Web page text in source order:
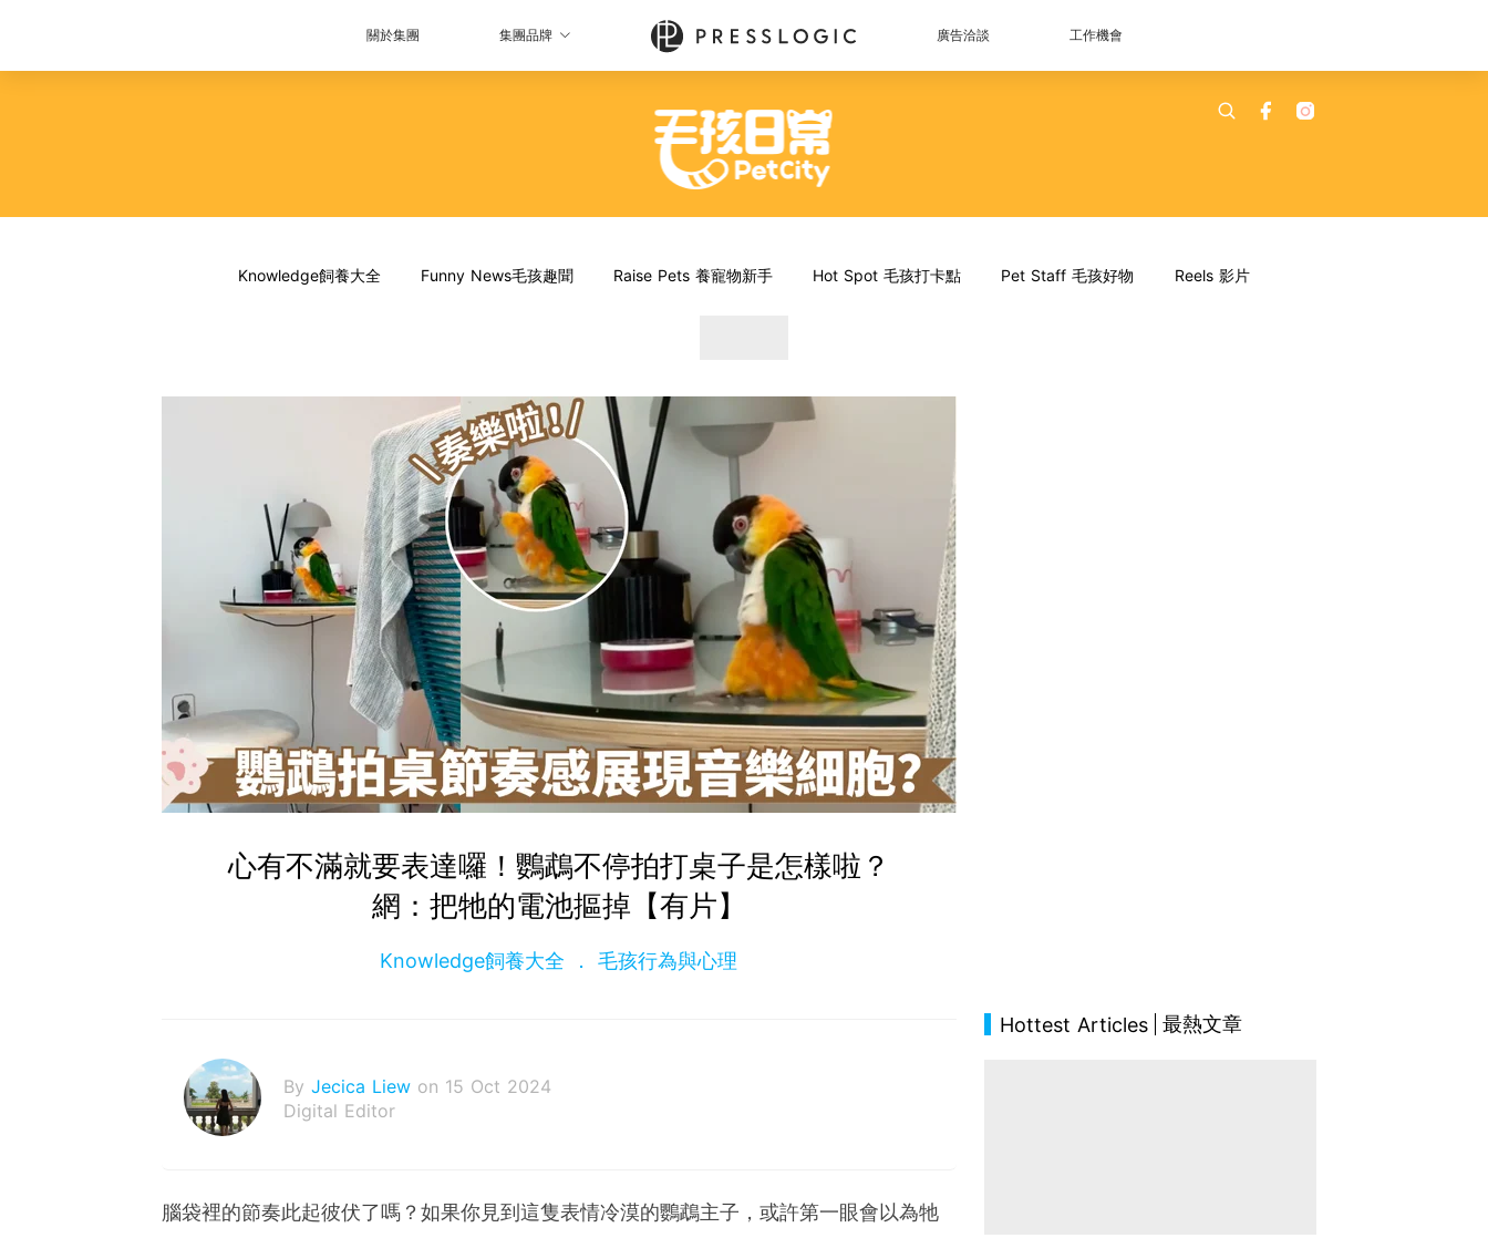
關於集團 集團品牌 廣告洽談 工作機會
Knowledge飼養大全 Funny News毛孩趣聞 Raise Pets 養寵物新手 Hot Spot 毛孩打卡點 Pet Staff 毛孩好物 Reels 影片
心有不滿就要表達囉！鸚鵡不停拍打桌子是怎樣啦？
網：把牠的電池摳掉【有片】
Knowledge飼養大全 毛孩行為與心理
By Jecica Liew on 15 Oct 2024
Digital Editor
腦袋裡的節奏此起彼伏了嗎？如果你見到這隻表情冷漠的鸚鵡主子，或許第一眼會以為牠
Hottest Articles 最熱文章